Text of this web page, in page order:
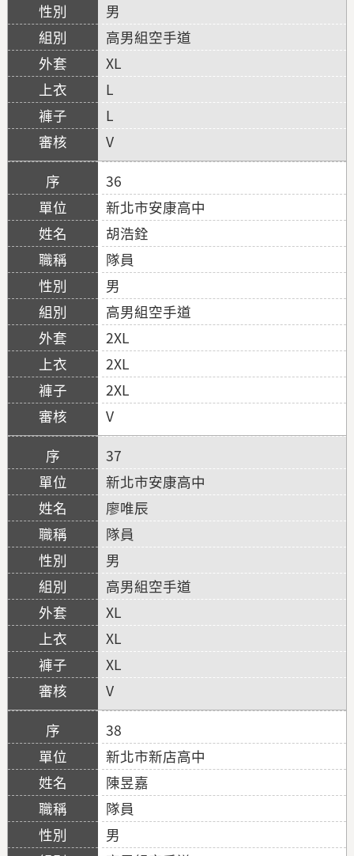
男
高男組空手道
XL
L
L
V
36
新北市安康高中
胡浩銓
隊員
男
高男組空手道
2XL
2XL
2XL
V
37
新北市安康高中
廖唯辰
隊員
男
高男組空手道
XL
XL
XL
V
38
新北市新店高中
陳昱嘉
隊員
男